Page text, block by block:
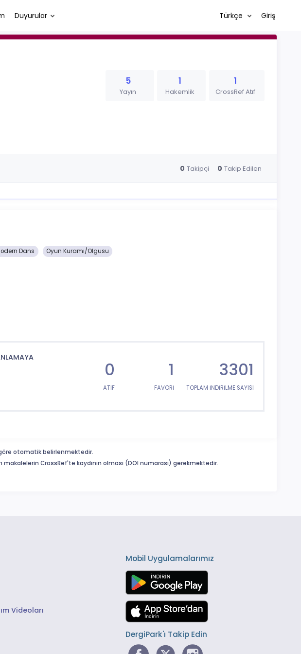
Duyurular Türkçe Giriş
5
Yayın
1
Hakemlik
1
CrossRef Atıf
0 Takipçi 0 Takip Edilen
Dans Oyun Kuramı/Olgusu
0
ATIF
1
FAVORİ
3301
TOPLAM İNDİRİLME SAYISI
otomatik belirlenmektedir.
CrossRef'te kaydının olması (DOI numarası) gerekmektedir.
Videoları
Mobil Uygulamalarımız
DergiPark'ı Takip Edin